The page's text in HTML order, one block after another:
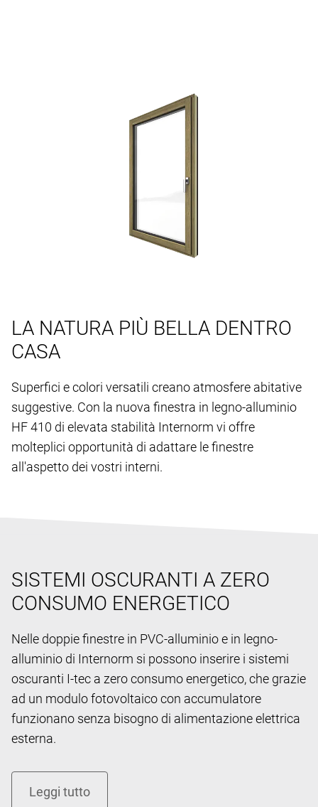
LA NATURA PIÙ BELLA DENTRO
CASA
Superfici e colori versatili creano atmosfere abitative
suggestive. Con la nuova finestra in legno-alluminio
HF 410 di elevata stabilità Internorm vi offre
molteplici opportunità di adattare le finestre
all'aspetto dei vostri interni.
SISTEMI OSCURANTI A ZERO
CONSUMO ENERGETICO
Nelle doppie finestre in PVC-alluminio e in legno-
alluminio di Internorm si possono inserire i sistemi
oscuranti I-tec a zero consumo energetico, che grazie
ad un modulo fotovoltaico con accumulatore
funzionano senza bisogno di alimentazione elettrica
esterna.